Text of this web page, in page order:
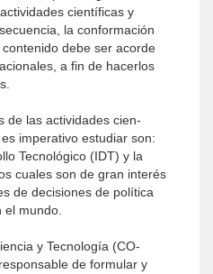
científicas y
la conformación
debe ser acorde
a fin de hacerlos
de las actividades cien­
imperativo estudiar son:
Tecnológico (IDT) y la
cuales son de gran interés
de decisiones de política
mundo.
y Tecnología (CO­
de formular y